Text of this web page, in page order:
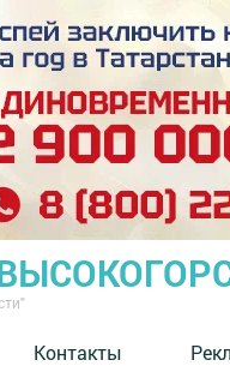
Контакты